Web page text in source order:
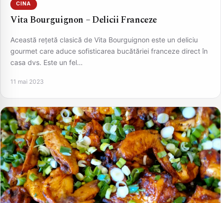
CINA
Vita Bourguignon – Delicii Franceze
Această rețetă clasică de Vita Bourguignon este un deliciu
gourmet care aduce sofisticarea bucătăriei franceze direct în
casa dvs. Este un fel…
11 mai 2023